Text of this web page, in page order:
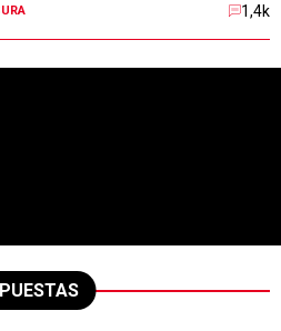
1,4k